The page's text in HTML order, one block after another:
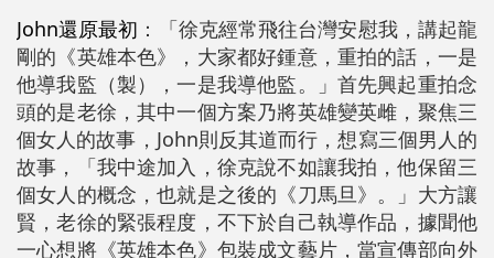
John還原最初 ：「徐克經常飛往台灣安慰我，講起龍
剛的《英雄本色》，大家都好鍾意，重拍的話，一是
他導我監（製），一是我導他監。」首先興起重拍念
頭的是老徐，其中一個方案乃將英雄變英雌，聚焦三
個女人的故事，John則反其道而行，想寫三個男人的
故事，「我中途加入，徐克說不如讓我拍，他保留三
個女人的概念，也就是之後的《刀馬旦》。」大方讓
賢，老徐的緊張程度，不下於自己執導作品，據聞他
一心想將《英雄本色》包裝成文藝片，當宣傳部向外